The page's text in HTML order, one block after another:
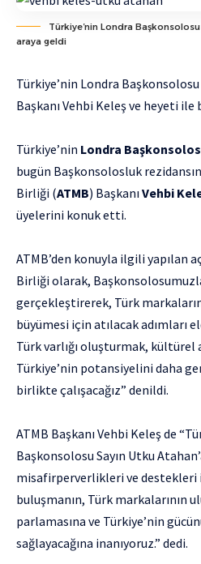
Türkiye’nin Londra
araya geldi
Türkiye’nin Londra
Başkanı Vehbi Keleş ve heyeti ile
Türkiye’nin Londra Başkonsolos
bugün Başkonsolosluk
Birliği (ATMB) BaşkanıVehbi
üyelerini konuk etti.
ATMB’den konuyla ilgili yapılan
Birliği olarak,
gerçekleştirerek, Türk
büyümesi için atılacak adımları
Türk varlığı oluşturmak, kültürel
Türkiye’nin potansiyelini daha
birlikte çalışacağız” denildi.
ATMB Başkanı Vehbi Keleş de
Başkonsolosu Sayın Utku
misafirperverlikleri ve destekleri
buluşmanın, Türk markalarının
parlamasına ve Türkiye’nin
sağlayacağına inanıyoruz.” dedi.